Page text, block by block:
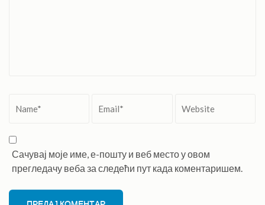
Сачувај моје име, е-пошту и веб место у овом
прегледачу веба за следећи пут када коментаришем.